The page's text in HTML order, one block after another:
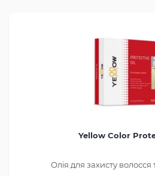
Yellow Color
Олія для захисту волосся